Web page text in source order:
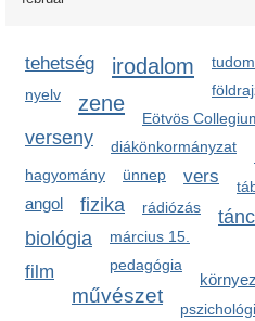
tehetség irodalom
nyelv zene
Eötvös
verseny diákönkormányzat
hagyomány ünnep vers
angol
fizika rádiózás
tánc
biológia
március 15.
pedagógia
film
művészet